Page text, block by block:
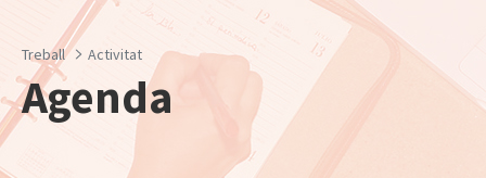
Treball Activitat
Agenda